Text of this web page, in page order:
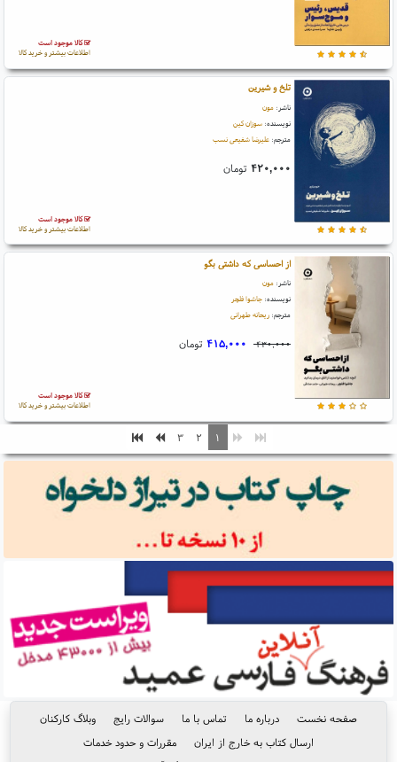
کالا موجود است
اطلاعات بیشتر و خرید کالا
تلخ و شیرین
ناشر: مون
نویسنده: سوزان کین
مترجم: علیرضا شفیعی نسب
۴۲۰,۰۰۰ تومان
کالا موجود است
اطلاعات بیشتر و خرید کالا
از احساسی که داشتی بگو
ناشر: مون
نویسنده: جاشوا فلچر
مترجم: ریحانه طهرانی
۴۳۰,۰۰۰ ۴۱۵,۰۰۰ تومان
کالا موجود است
اطلاعات بیشتر و خرید کالا
۱ ۲ ۳
صفحه نخست درباره ما تماس با ما سوالات رایج
وبلاگ کارکنان
ارسال کتاب به خارج از ایران
مقررات و حدود خدمات